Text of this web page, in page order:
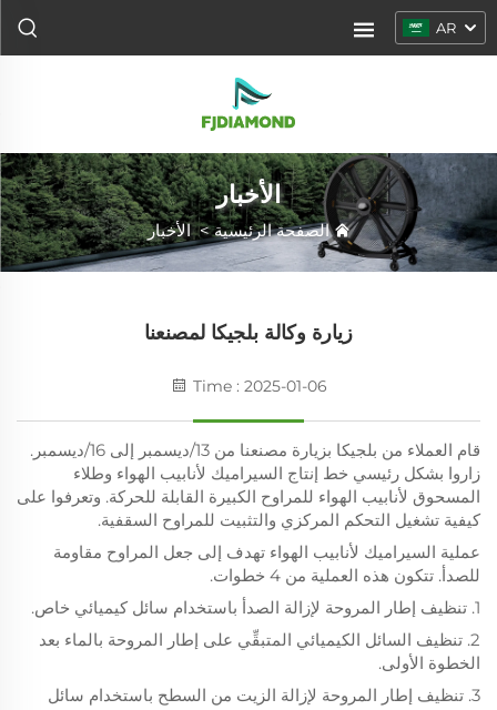
AR
الأخبار
الصفحة الرئيسية>الأخبار
زيارة وكالة بلجيكا لمصنعنا
Time : 2025-01-06
قام العملاء من بلجيكا بزيارة مصنعنا من 13/ديسمبر إلى 16/ديسمبر.
زاروا بشكل رئيسي خط إنتاج السيراميك لأنابيب الهواء وطلاء
المسحوق لأنابيب الهواء للمراوح الكبيرة القابلة للحركة. وتعرفوا على
كيفية تشغيل التحكم المركزي والتثبيت للمراوح السقفية.
عملية السيراميك لأنابيب الهواء تهدف إلى جعل المراوح مقاومة
للصدأ. تتكون هذه العملية من 4 خطوات.
1. تنظيف إطار المروحة لإزالة الصدأ باستخدام سائل كيميائي خاص.
2. تنظيف السائل الكيميائي المتبقِّي على إطار المروحة بالماء بعد
الخطوة الأولى.
3. تنظيف إطار المروحة لإزالة الزيت من السطح باستخدام سائل